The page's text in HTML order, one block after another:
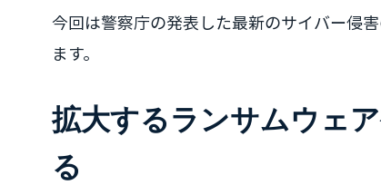
今回は警察庁の発表した最新のサイバー侵
ます。
拡大するランサムウェ
る